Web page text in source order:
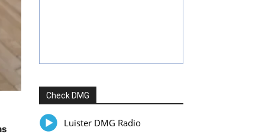
Check DMG
Luister DMG Radio